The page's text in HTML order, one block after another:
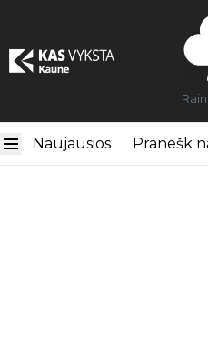
Rain
Naujausios Pranešk